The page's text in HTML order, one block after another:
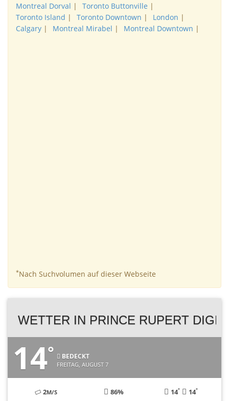
Montreal Dorval | Toronto Buttonville |
Toronto Island | Toronto Downtown | London |
Calgary | Montreal Mirabel | Montreal Downtown |
*Nach Suchvolumen auf dieser Webseite
WETTER IN PRINCE RUPERT
14° BEDECKT
FREITAG, AUGUST 7
2M/S 86% 14° 14°